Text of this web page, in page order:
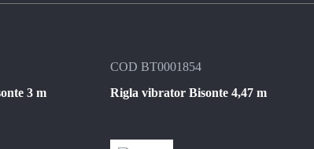
3 m
COD BT0001854
Rigla vibrator Bisonte 4,47 m